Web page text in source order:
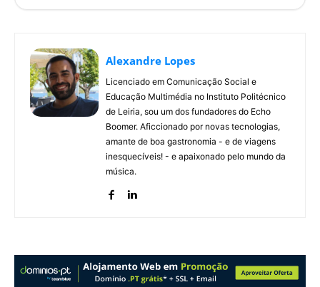
Alexandre Lopes
Licenciado em Comunicação Social e
Educação Multimédia no Instituto Politécnico
de Leiria, sou um dos fundadores do Echo
Boomer. Aficcionado por novas tecnologias,
amante de boa gastronomia - e de viagens
inesquecíveis! - e apaixonado pelo mundo da
música.